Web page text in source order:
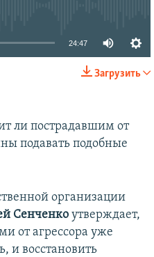
SHARE
24:47
Загрузить
ли пострадавшим от
подавать подобные
организации
Сенченкоутверждает,
от агрессора уже
и восстановить